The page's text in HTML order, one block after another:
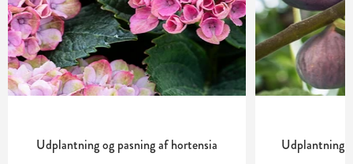
Udplantning og pasning af hortensia Udplantning